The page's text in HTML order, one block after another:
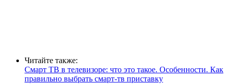
Читайте также:
Смарт ТВ в телевизоре: что это такое. Особенности. Как
правильно выбрать смарт-тв приставку